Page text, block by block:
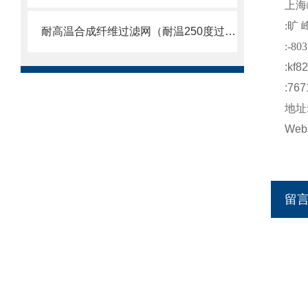
耐高温合成纤维过滤网（耐温250度过滤棉）
上海
:旷
:-803
地址
留